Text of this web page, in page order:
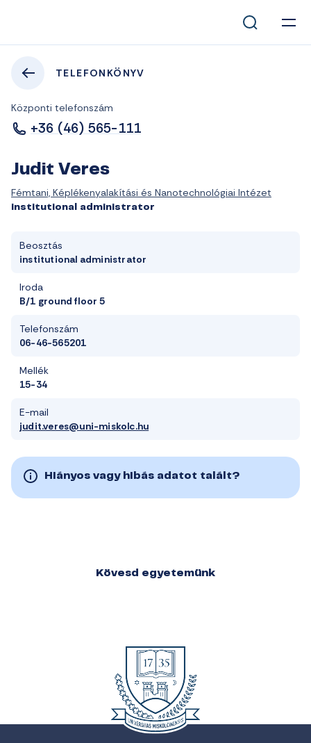
TELEFONKÖNYV
Központi telefonszám
+36 (46) 565-111
Judit Veres
Fémtani, Képlékenyalakítási és Nanotechnológiai Intézet
institutional administrator
Beosztás
institutional administrator
Iroda
B/1 ground floor 5
Telefonszám
06-46-565201
Mellék
15-34
E-mail
judit.veres@uni-miskolc.hu
Hiányos vagy hibás adatot talált?
Kövesd egyetemünk